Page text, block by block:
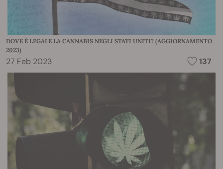
DOVE È LEGALE LA CANNABIS NEGLI STATI UNITI? (AGGIORNAMENTO
2023)
27 Feb 2023 137